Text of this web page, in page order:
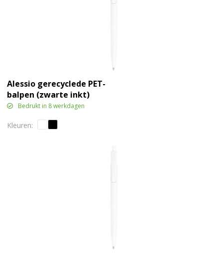
Alessio gerecyclede PET-
balpen (zwarte inkt)
Bedrukt in 8 werkdagen